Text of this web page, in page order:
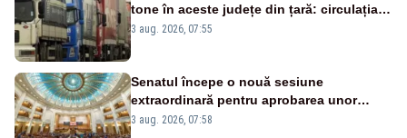
tone în aceste județe din țară: circulația
este interzisă luni, între orele 12:00 și
3 aug. 2026, 07:55
Senatul începe o nouă sesiune
extraordinară pentru aprobarea unor
jaloane din PNRR
3 aug. 2026, 07:58